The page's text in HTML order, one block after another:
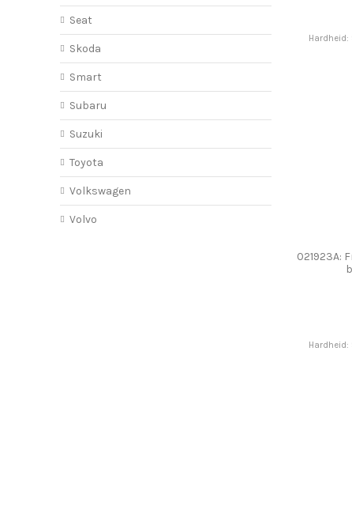
021923A:
Seat
Skoda
Smart
Subaru
Suzuki
Toyota
Volkswagen
Volvo